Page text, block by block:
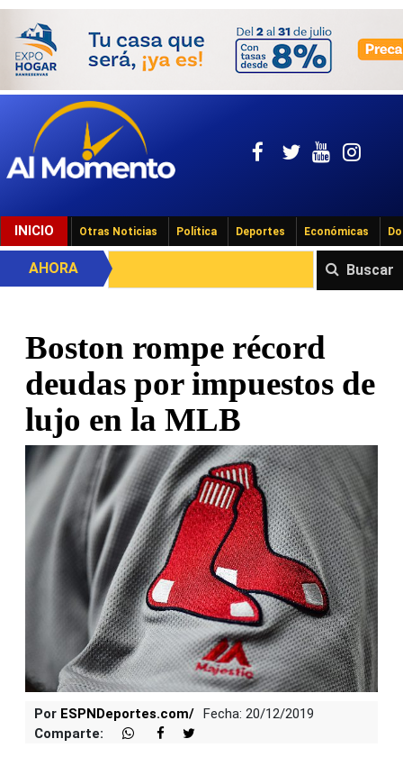
INICIO Otras Noticias Política Deportes Económicas
Buscar
AHORA
Boston rompe récord
deudas por impuestos de
lujo en la MLB
Por ESPNDeportes.com/
Fecha: 20/12/2019
Comparte: